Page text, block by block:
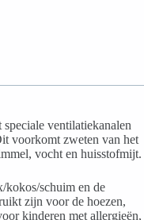
ventilatiekanalen
voorkomt zweten van het
vocht en huisstofmijt.
kokos/schuim en de
zijn voor de hoezen,
kinderen met allergieën,